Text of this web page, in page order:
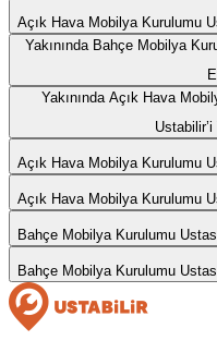
Açık Hava Mobilya Kurulumu
Yakınında Bahçe Mobilya
Yakınında Açık Hava
Açık Hava Mobilya Kurulumu
Açık Hava Mobilya Kurulumu
Bahçe Mobilya Kurulumu
Bahçe Mobilya Kurulumu